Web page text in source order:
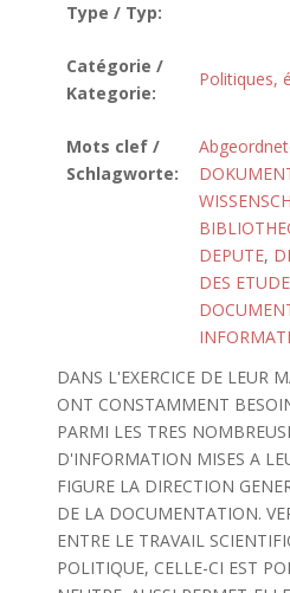
Type / Typ:
Catégorie /
Kategorie:
Politiques,
Mots clef /
Schlagworte:
DEPUTE,
DES
DANS L'EXERCICE DE LEUR
ONT CONSTAMMENT
PARMI LES TRES
D'INFORMATION MISES A
FIGURE LA DIRECTION
DE LA DOCUMENTATION.
ENTRE LE TRAVAIL
POLITIQUE, CELLE-CI EST